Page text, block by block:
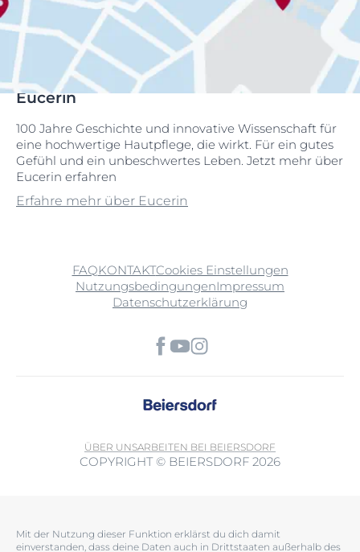
Eucerin
100 Jahre Geschichte und innovative Wissenschaft für
eine hochwertige Hautpflege, die wirkt. Für ein gutes
Gefühl und ein unbeschwertes Leben. Jetzt mehr über
Eucerin erfahren
Erfahre mehr über Eucerin
FAQKONTAKTCookies Einstellungen
NutzungsbedingungenImpressum
Datenschutzerklärung
ÜBER UNSARBEITEN BEI BEIERSDORF
COPYRIGHT © BEIERSDORF 2026
Mit der Nutzung dieser Funktion erklärst du dich damit
einverstanden, dass deine Daten auch in Drittstaaten außerhalb des